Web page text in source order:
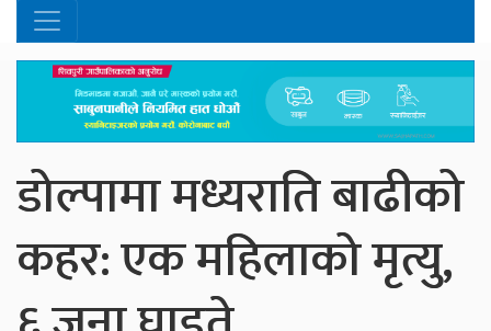
डोल्पामा मध्यराति बाढीको
कहर: एक महिलाको मृत्यु,